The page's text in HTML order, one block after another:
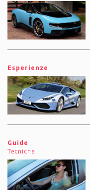
Esperienze
Guide
Tecniche